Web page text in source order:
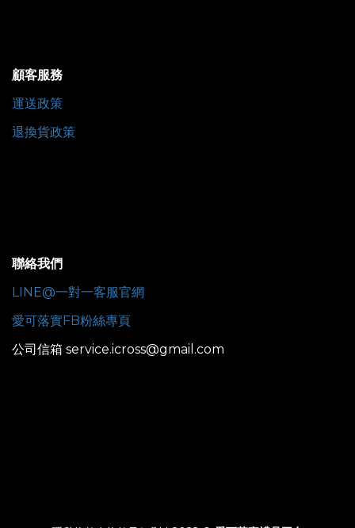
顧客服務
運送政策
退換貨政策
聯絡我們
LINE@一對一客服官網
愛可落實FB粉絲專頁
公司信箱 service.icross@gmail.com